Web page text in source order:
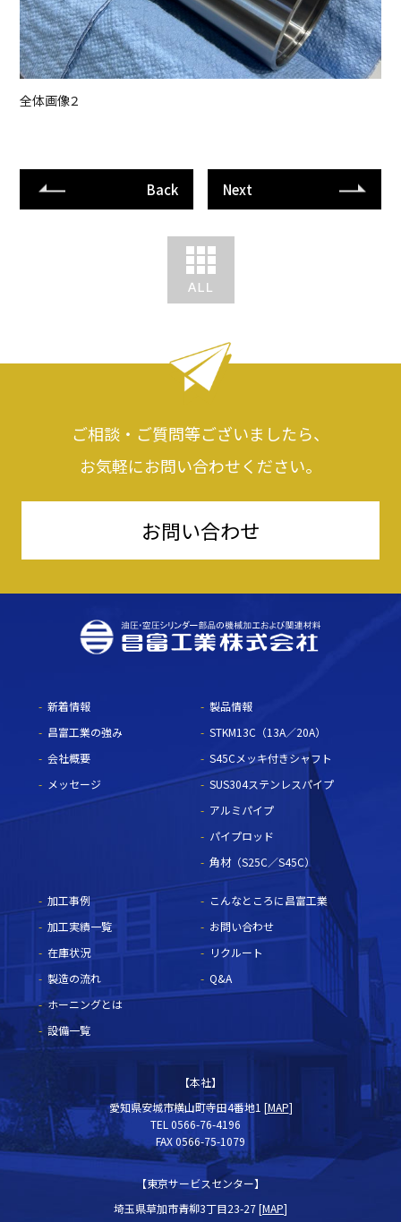
全体画像２
Back Next
ご相談・ご質問等ございましたら、
お気軽にお問い合わせください。
お問い合わせ
新着情報
昌富工業の強み
会社概要
メッセージ
製品情報
STKM13C（13A／20A）
S45Cメッキ付きシャフト
SUS304ステンレスパイプ
アルミパイプ
パイプロッド
角材（S25C／S45C）
加工事例
加工実績一覧
在庫状況
製造の流れ
ホーニングとは
設備一覧
こんなところに昌富工業
お問い合わせ
リクルート
Q&A
【本社】
愛知県安城市横山町寺田4番地1 [MAP]
TEL 0566-76-4196
FAX 0566-75-1079
【東京サービスセンター】
埼玉県草加市青柳3丁目23-27 [MAP]